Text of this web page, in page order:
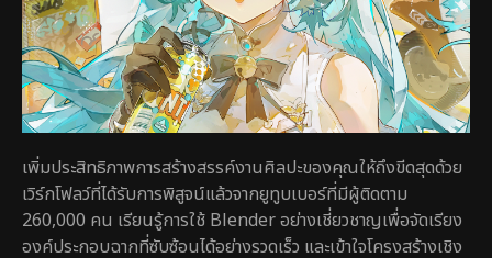
เพิ่มประสิทธิภาพการสร้างสรรค์งานศิลปะของคุณให้ถึงขีดสุดด้วย
เวิร์กโฟลว์ที่ได้รับการพิสูจน์แล้วจากยูทูบเบอร์ที่มีผู้ติดตาม
260,000 คน เรียนรู้การใช้ Blender อย่างเชี่ยวชาญเพื่อจัดเรียง
องค์ประกอบฉากที่ซับซ้อนได้อย่างรวดเร็ว และเข้าใจโครงสร้างเชิง